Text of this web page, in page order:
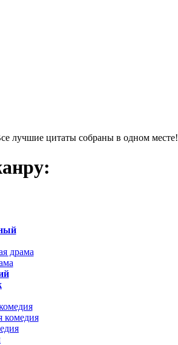
лучшие цитаты собраны в одном месте!
драма
комедия